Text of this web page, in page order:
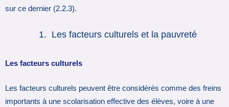
sur ce dernier (2.2.3).
Les facteurs culturels et la pauvreté
Les facteurs culturels
Les facteurs culturels peuvent être considérés comme des freins
importants à une scolarisation effective des élèves, voire à une